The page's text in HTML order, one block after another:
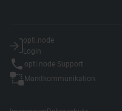
opti.node
Login
opti.node Support
Marktkommunikation